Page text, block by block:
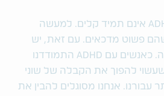
מניסיוני, החיים עם ADHD אינם תמיד קלים. למעשה
פשוט מדכאים. עם זאת, יש
לכך צד חיובי: אמפתיה. כאנשים עם ADHD התמודדנו
שעשוי להפוך את הקבלה של שוני
עבורנו. אנחנו מסוגלים להבין את